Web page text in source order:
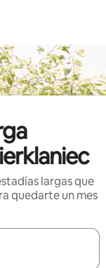
largas que
quedarte un mes
navegá